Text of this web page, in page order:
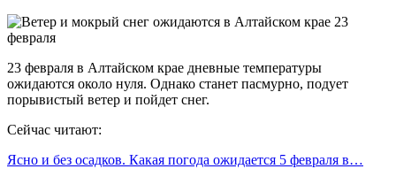
23 февраля в Алтайском крае дневные температуры
ожидаются около нуля. Однако станет пасмурно, подует
порывистый ветер и пойдет снег.
Сейчас читают:
Ясно и без осадков. Какая погода ожидается 5 февраля в…